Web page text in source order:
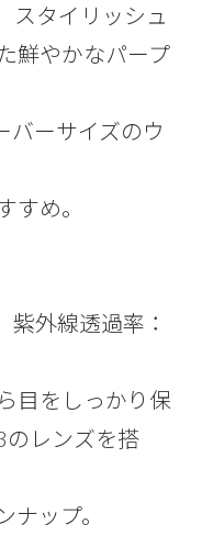
スタイリッシュ
鮮やかなパープ
バーサイズのウ
すめ。
紫外線透過率：
目をしっかり保
のレンズを搭
ナップ。